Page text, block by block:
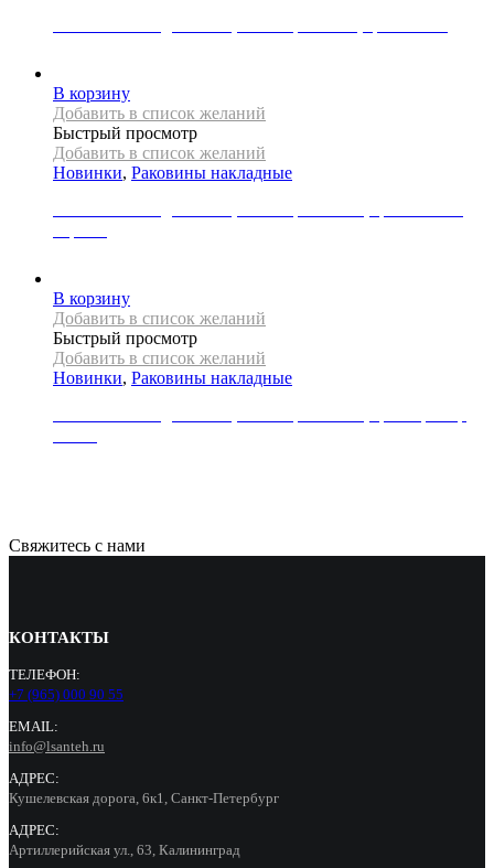
В корзину
Добавить в список желаний
Быстрый просмотр
Добавить в список желаний
Новинки, Раковины накладные
В корзину
Добавить в список желаний
Быстрый просмотр
Добавить в список желаний
Новинки, Раковины накладные
Свяжитесь с нами
КОНТАКТЫ
ТЕЛЕФОН:
+7 (965) 000 90 55
EMAIL:
info@lsanteh.ru
АДРЕС:
Кушелевская дорога, 6к1, Санкт-Петербург
АДРЕС:
Артиллерийская ул., 63, Калининград